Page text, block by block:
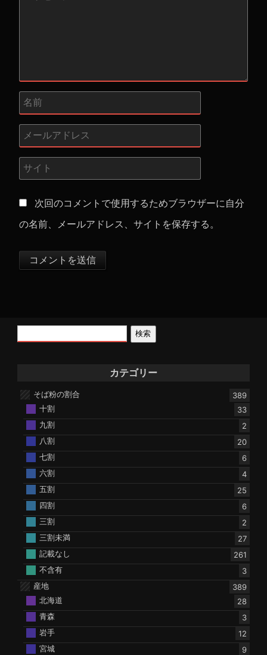
次回のコメントで使用するためブラウザーに自分
の名前、メールアドレス、サイトを保存する。
検索
カテゴリー
そば粉の割合
389
十割
33
九割
2
八割
20
七割
6
六割
4
五割
25
四割
6
三割
2
三割未満
27
記載なし
261
不含有
3
産地
389
北海道
28
青森
3
岩手
12
宮城
9